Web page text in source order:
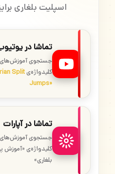
اسپلیت بلغاری
تماشا در
جستجوی آموزش‌های
کلیدواژه‌یSplit
Jumps»
تماشا در آپارات
جستجوی آموزش‌های
کلیدواژه‌ی «آموزش
بلغاری»